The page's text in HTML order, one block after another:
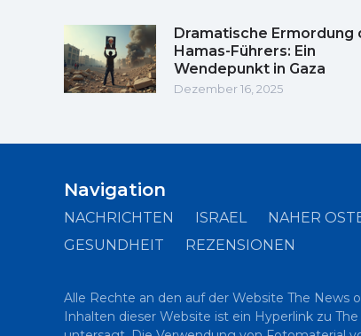
Dramatische Ermordung
Hamas-Führers: Ein
Wendepunkt in Gaza
Dezember 16, 2025
Navigation
NACHRICHTEN ISRAEL NAHER
GESUNDHEIT
REZENSIONEN
Alle Rechte an den auf der Website The News
Inhalten dieser Website ist ein Hyperlink zu